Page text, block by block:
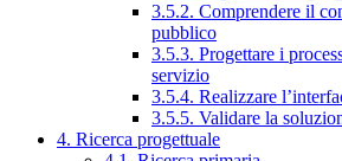
3.5.2. Comprendere il
pubblico
3.5.3. Progettare i
servizio
3.5.4. Realizzare
3.5.5. Validare la
4. Ricerca progettuale